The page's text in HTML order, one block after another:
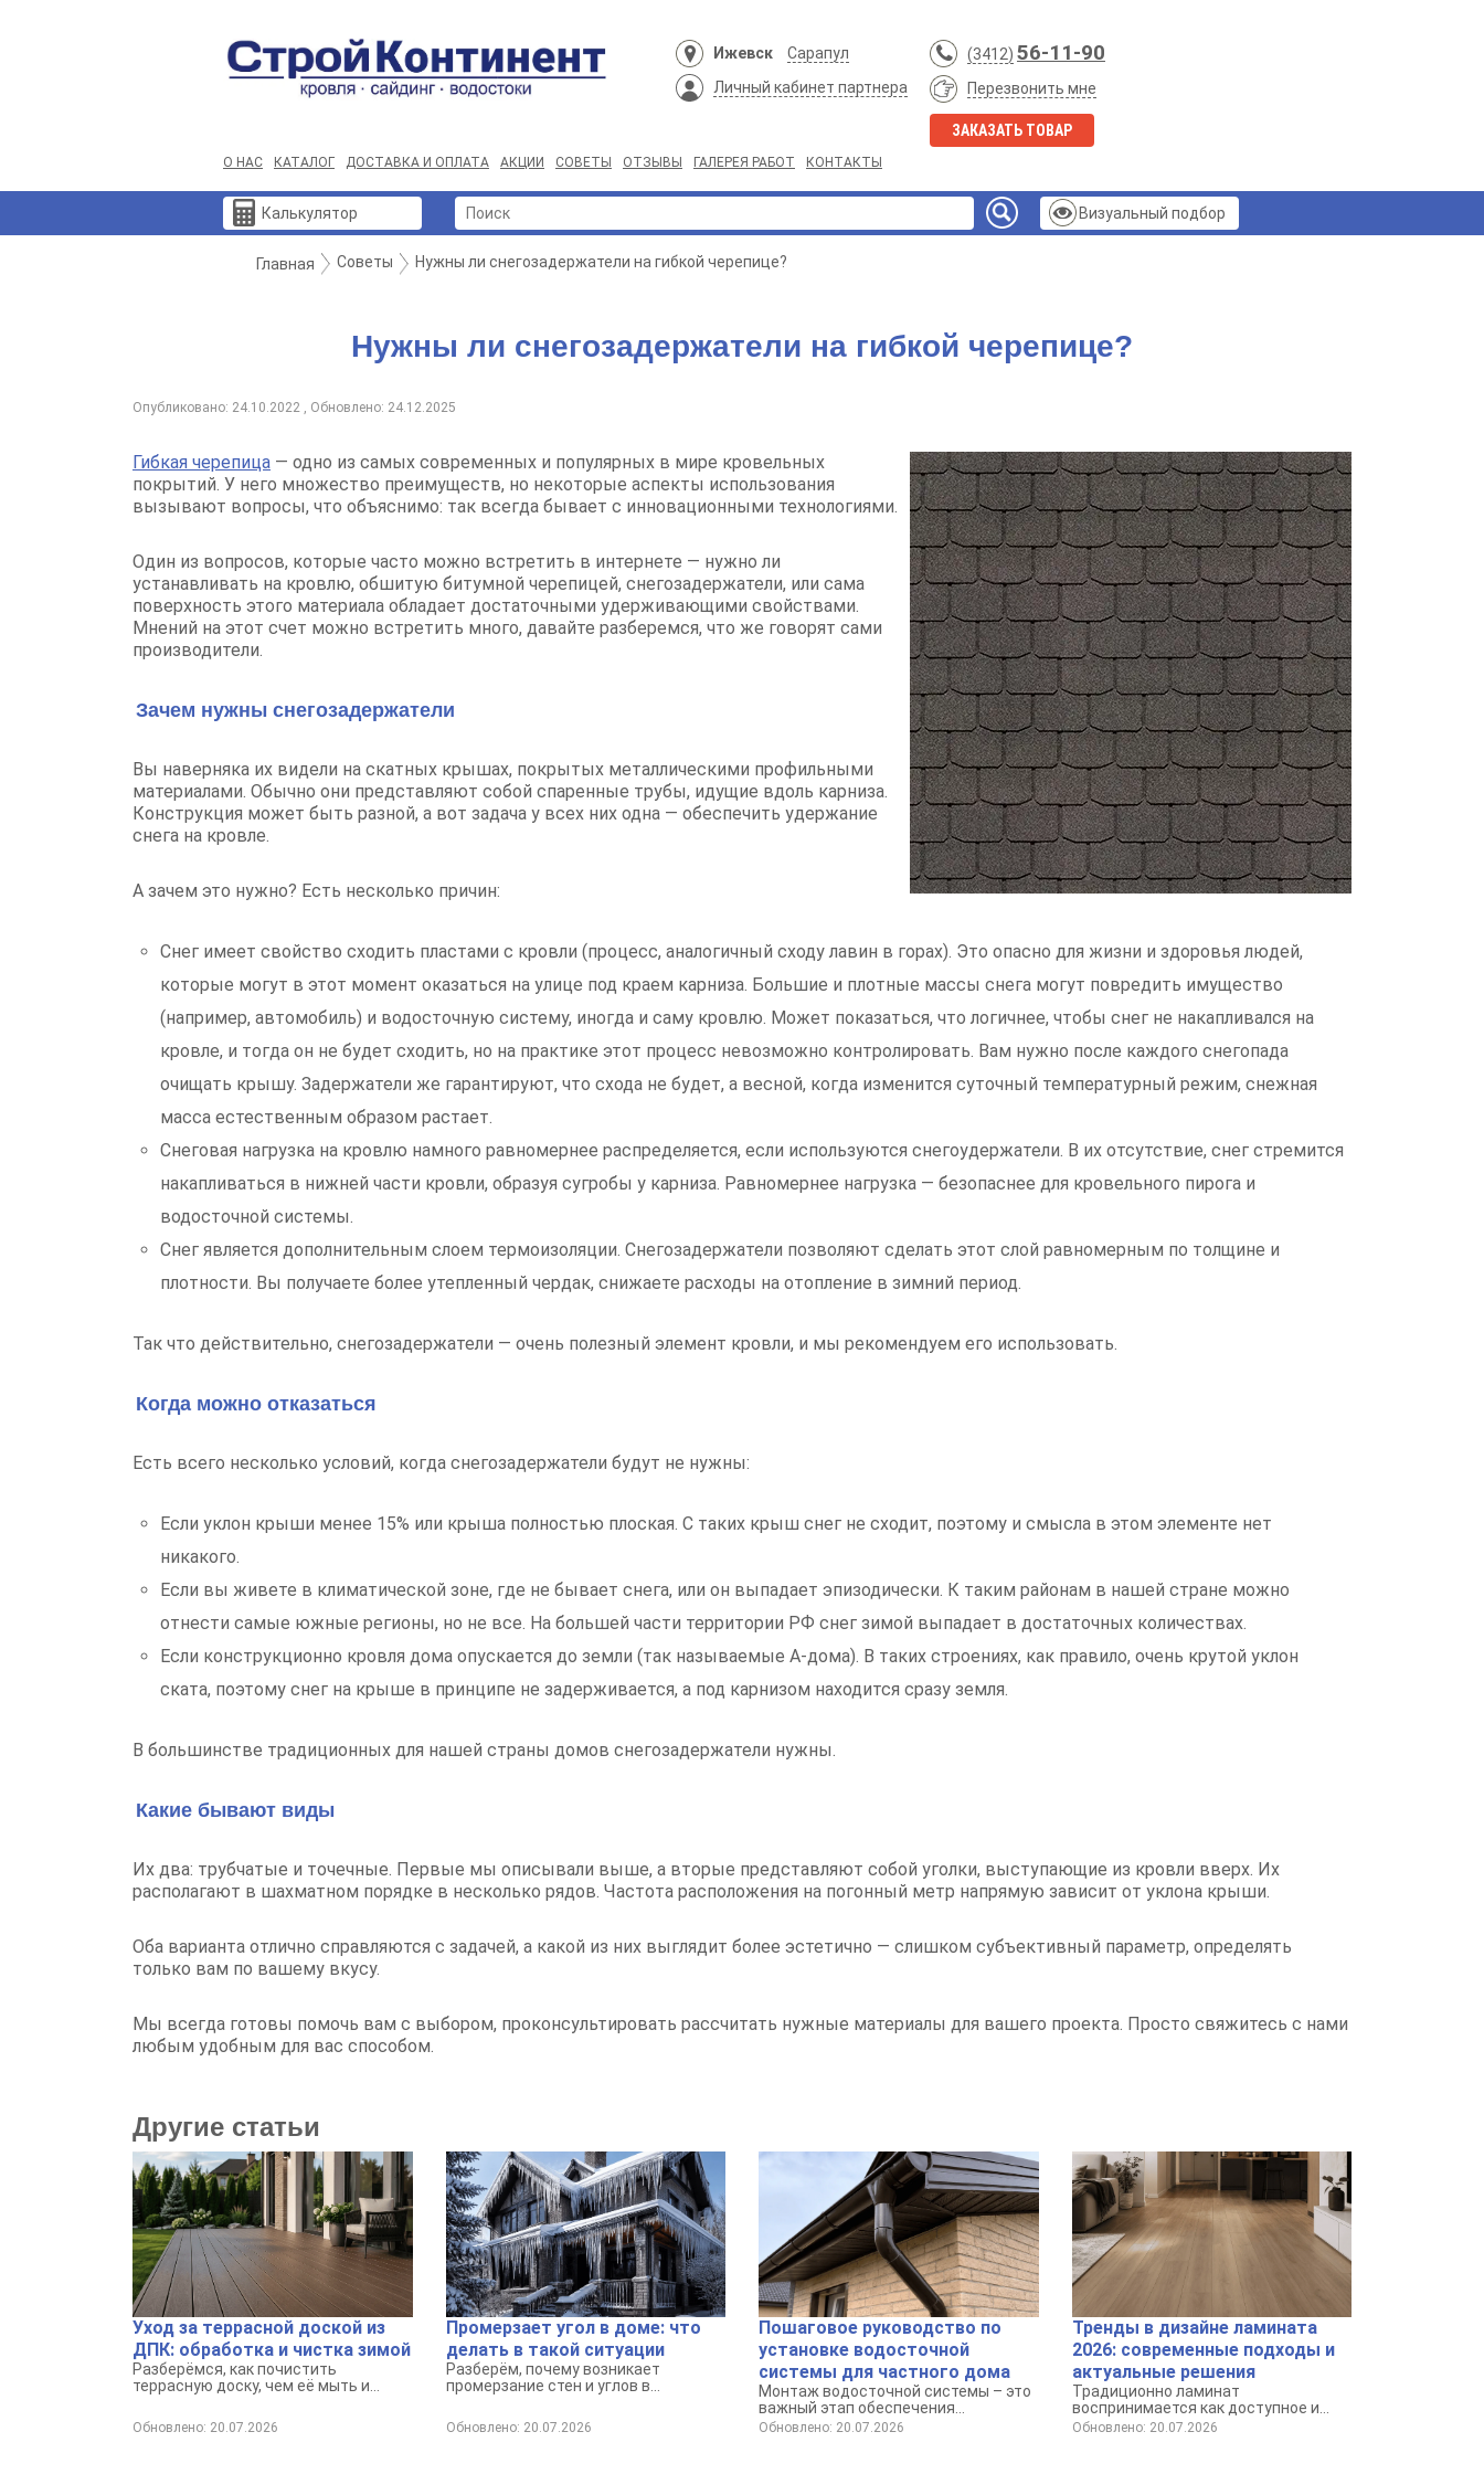
Ижевск
Сарапул
Личный кабинет партнера
О НАС КАТАЛОГ ДОСТАВКА И ОПЛАТА АКЦИИ СОВЕТЫ ОТЗЫВЫ ГАЛЕРЕЯ РАБОТ КОНТАКТЫ
(3412) 56-11-90
Перезвонить мне
ЗАКАЗАТЬ ТОВАР
Калькулятор Визуальный подбор
Главная Советы Нужны ли снегозадержатели на гибкой черепице?
Нужны ли снегозадержатели на гибкой черепице?
Опубликовано: 24.10.2022 , Обновлено: 24.12.2025
Гибкая черепица — одно из самых современных и популярных в мире кровельных
покрытий. У него множество преимуществ, но некоторые аспекты использования
вызывают вопросы, что объяснимо: так всегда бывает с инновационными технологиями.
Один из вопросов, которые часто можно встретить в интернете — нужно ли
устанавливать на кровлю, обшитую битумной черепицей, снегозадержатели, или сама
поверхность этого материала обладает достаточными удерживающими свойствами.
Мнений на этот счет можно встретить много, давайте разберемся, что же говорят сами
производители.
Зачем нужны снегозадержатели
Вы наверняка их видели на скатных крышах, покрытых металлическими профильными
материалами. Обычно они представляют собой спаренные трубы, идущие вдоль карниза.
Конструкция может быть разной, а вот задача у всех них одна — обеспечить удержание
снега на кровле.
А зачем это нужно? Есть несколько причин:
Снег имеет свойство сходить пластами с кровли (процесс, аналогичный сходу лавин в горах). Это опасно для жизни и здоровья людей,
которые могут в этот момент оказаться на улице под краем карниза. Большие и плотные массы снега могут повредить имущество
(например, автомобиль) и водосточную систему, иногда и саму кровлю. Может показаться, что логичнее, чтобы снег не накапливался на
кровле, и тогда он не будет сходить, но на практике этот процесс невозможно контролировать. Вам нужно после каждого снегопада
очищать крышу. Задержатели же гарантируют, что схода не будет, а весной, когда изменится суточный температурный режим, снежная
масса естественным образом растает.
Снеговая нагрузка на кровлю намного равномернее распределяется, если используются снегоудержатели. В их отсутствие, снег стремится
накапливаться в нижней части кровли, образуя сугробы у карниза. Равномернее нагрузка — безопаснее для кровельного пирога и
водосточной системы.
Снег является дополнительным слоем термоизоляции. Снегозадержатели позволяют сделать этот слой равномерным по толщине и
плотности. Вы получаете более утепленный чердак, снижаете расходы на отопление в зимний период.
Так что действительно, снегозадержатели — очень полезный элемент кровли, и мы рекомендуем его использовать.
Когда можно отказаться
Есть всего несколько условий, когда снегозадержатели будут не нужны:
Если уклон крыши менее 15% или крыша полностью плоская. С таких крыш снег не сходит, поэтому и смысла в этом элементе нет
никакого.
Если вы живете в климатической зоне, где не бывает снега, или он выпадает эпизодически. К таким районам в нашей стране можно
отнести самые южные регионы, но не все. На большей части территории РФ снег зимой выпадает в достаточных количествах.
Если конструкционно кровля дома опускается до земли (так называемые А-дома). В таких строениях, как правило, очень крутой уклон
ската, поэтому снег на крыше в принципе не задерживается, а под карнизом находится сразу земля.
В большинстве традиционных для нашей страны домов снегозадержатели нужны.
Какие бывают виды
Их два: трубчатые и точечные. Первые мы описывали выше, а вторые представляют собой уголки, выступающие из кровли вверх. Их
располагают в шахматном порядке в несколько рядов. Частота расположения на погонный метр напрямую зависит от уклона крыши.
Оба варианта отлично справляются с задачей, а какой из них выглядит более эстетично — слишком субъективный параметр, определять
только вам по вашему вкусу.
Мы всегда готовы помочь вам с выбором, проконсультировать рассчитать нужные материалы для вашего проекта. Просто свяжитесь с нами
любым удобным для вас способом.
Другие статьи
Уход за террасной доской из
ДПК: обработка и чистка зимой
Разберёмся, как почистить
террасную доску, чем её мыть и
покрытие аккуратным в любое время
года.
Обновлено: 20.07.2026
Промерзает угол в доме: что
делать в такой ситуации
Разберём, почему возникает
промерзание стен и углов в
это опасно для конструкции и
микроклимата, а главное — что
Обновлено: 20.07.2026
Пошаговое руководство по
установке водосточной
системы для частного дома
Монтаж водосточной системы – это
важный этап обеспечения
долговечности и защиты вашего
Обновлено: 20.07.2026
Тренды в дизайне ламината
2026: современные подходы и
актуальные решения
Традиционно ламинат
воспринимается как доступное и
практичное покрытие для пола.
Обновлено: 20.07.2026